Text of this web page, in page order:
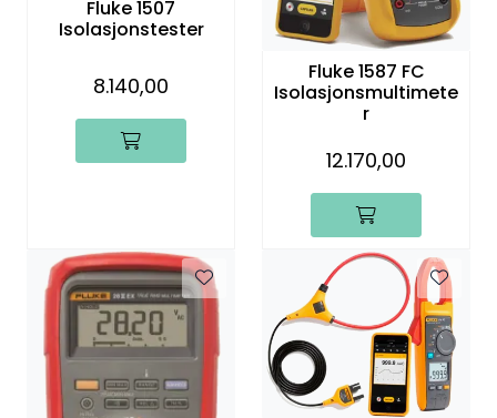
Fluke 1507
Isolasjonstester
8.140,00
Fluke 1587 FC
Isolasjonsmultimete
r
12.170,00
Termografi
Undervisning
Navigasjon & Kommunikasjon
Tilbehør
Kampanjer
Outlet